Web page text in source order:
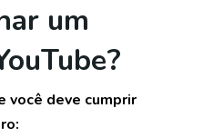
um
você deve cumprir